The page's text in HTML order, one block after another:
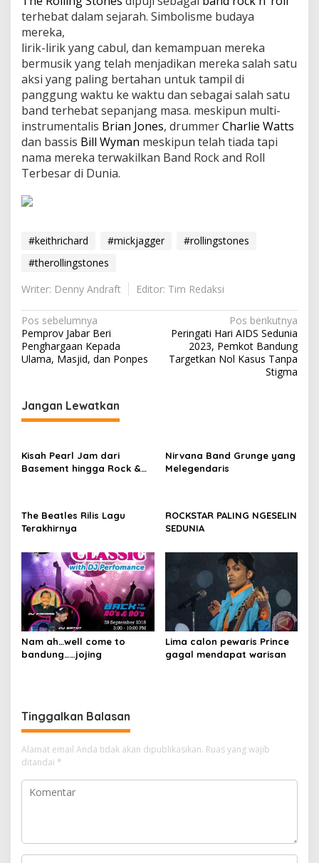
terhebat dalam sejarah. Simbolisme budaya
mereka,
lirik-lirik yang cabul, dan kemampuan mereka
bermusik yang telah menjadikan mereka salah satu
aksi yang paling bertahan untuk tampil di
panggung waktu ke waktu dan sebagai salah satu
band terhebat sepanjang masa. meskipun multi-
instrumentalis Brian Jones, drummerCharlie Watts
dan bassis Bill Wyman meskipun telah tiada tapi
nama mereka terwakilkan Band Rock and Roll
Terbesar di Dunia.
#keithrichard #mickjagger
#rollingstones
#therollingstones
Writer: Denny Andraft
Editor: Tim Redaksi
Navigasi
pos
Pos sebelumnya
Pemprov Jabar Beri
Penghargaan Kepada
Ulama, Masjid, dan Ponpes
Pos berikutnya
Peringati Hari AIDS Sedunia
2023, Pemkot Bandung
Targetkan Nol Kasus Tanpa
Stigma
Jangan Lewatkan
Kisah Pearl Jam dari
Basement hingga Rock &
Nirvana Band Grunge yang
Melegendaris
The Beatles Rilis Lagu
Terakhirnya
ROCKSTAR PALING NGESELIN
SEDUNIA
Nam ah…well come to
bandung……jojing
Lima calon pewaris Prince
gagal mendapat warisan
Tinggalkan Balasan
Alamat email Anda tidak akan dipublikasikan. Ruas yang wajib
ditandai *